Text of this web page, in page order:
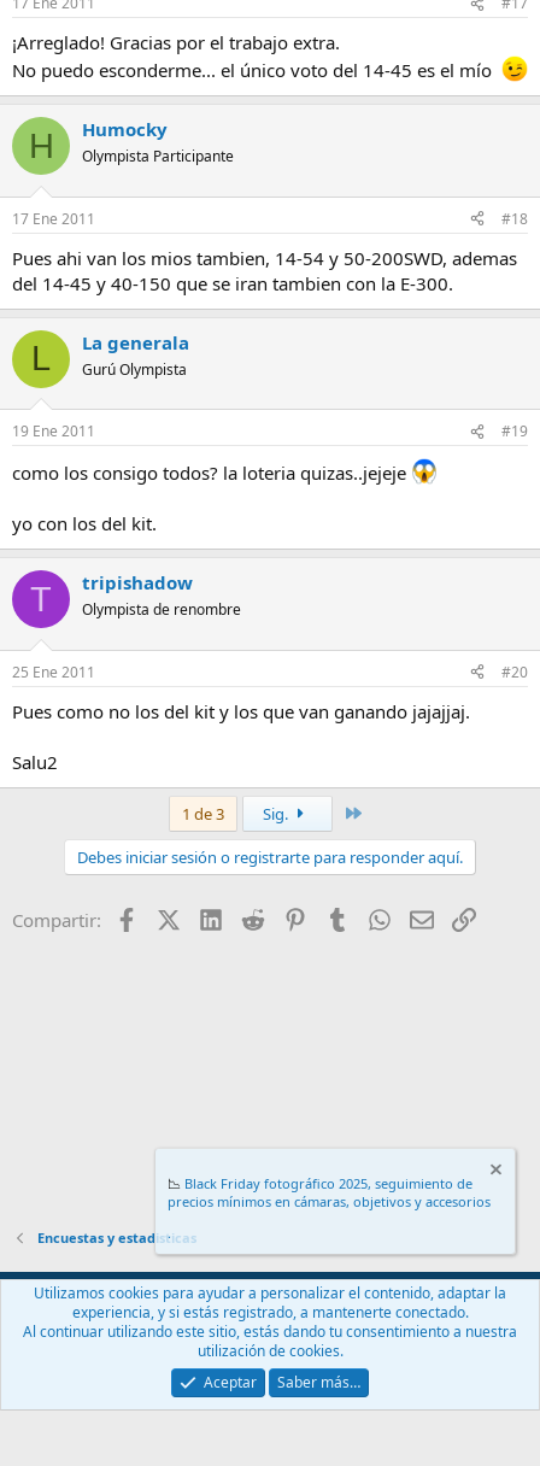
¡Arreglado! Gracias por el trabajo extra.
No puedo esconderme... el único voto del 14-45 es el mío
H Humocky
Olympista Participante
17 Ene 2011 #18
Pues ahi van los mios tambien, 14-54 y 50-200SWD, ademas
del 14-45 y 40-150 que se iran tambien con la E-300.
L La generala
Gurú Olympista
19 Ene 2011 #19
como los consigo todos? la loteria quizas..jejeje
yo con los del kit.
T tripishadow
Olympista de renombre
25 Ene 2011 #20
Pues como no los del kit y los que van ganando jajajjaj.
Salu2
1 de 3 Sig.
Debes iniciar sesión o registrarte para responder aquí.
Compartir: FacebookX (Twitter)
LinkedIn
Reddit PinterestTumblr WhatsApp
EmailEnlace
Encuestas y estadisticas
Español (ES)
Contáctanos
Términos y reglas Política de privacidad
Ayuda
Community platform by XenForo® © 2010-2024 XenForo Ltd.
📉 Black Friday fotográfico 2025, seguimiento de
precios mínimos en cámaras, objetivos y accesorios
.
Utilizamos cookies para ayudar a personalizar el contenido, adaptar la
experiencia, y si estás registrado, a mantenerte conectado.
Al continuar utilizando este sitio, estás dando tu consentimiento a nuestra
utilización de cookies.
Aceptar
Saber más…